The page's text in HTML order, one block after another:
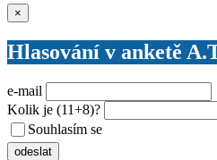
×
Hlasování v anketě
e-mail
Kolik je (11+8)?
Souhlasím se
odeslat